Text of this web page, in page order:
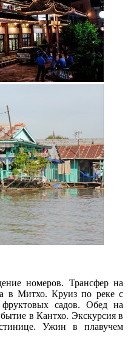
номеров. Трансфер на
в Митхо. Круиз по реке с
садов. Обед на
в Кантхо. Экскурсия в
Ужин в плавучем